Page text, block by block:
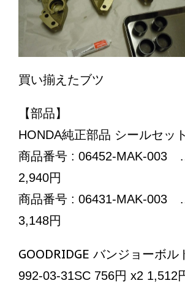
買い揃えたブツ
【部品】
HONDA純正部品 シールセッ
商品番号 : 06452-MAK-
2,940円
商品番号 : 06431-MAK-
3,148円
GOODRIDGE バンジョーボル
992-03-31SC 756円 x2 1,512